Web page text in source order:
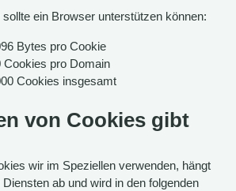
ein Browser unterstützen können:
Bytes pro Cookie
Cookies pro Domain
Cookies insgesamt
von Cookies gibt
wir im Speziellen verwenden, hängt
ab und wird in den folgenden